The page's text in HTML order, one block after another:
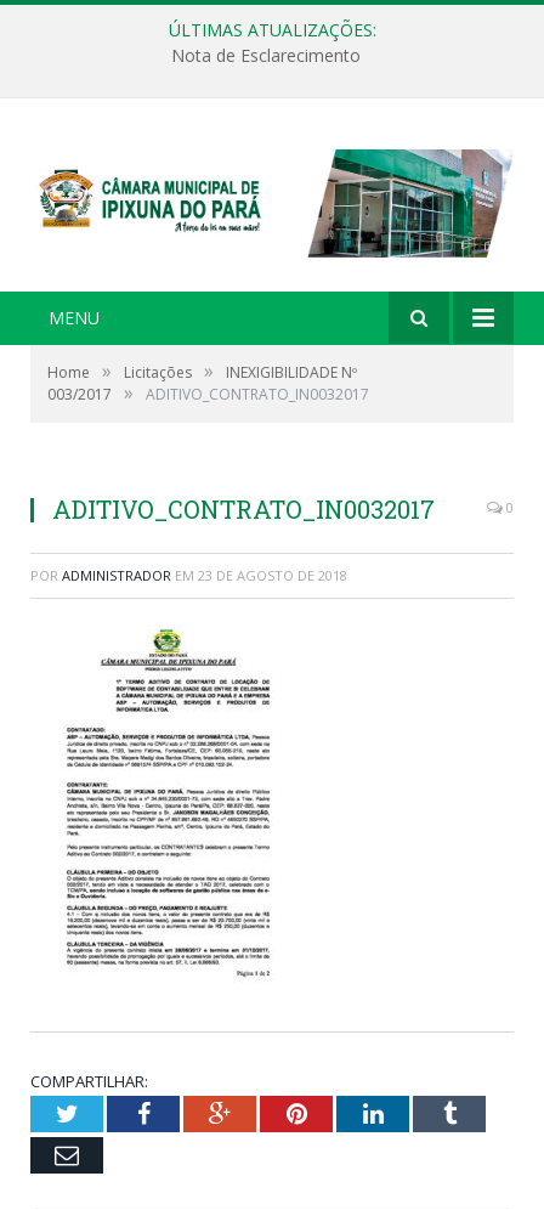
ÚLTIMAS ATUALIZAÇÕES:
Nota de Esclarecimento
MENU
Home » Licitações »
INEXIGIBILIDADE Nº
003/2017
» ADITIVO_CONTRATO_IN0032017
ADITIVO_CONTRATO_IN0032017 0
POR ADMINISTRADOR EM 23 DE AGOSTO DE 2018
COMPARTILHAR:
TwitterFacebookGoogle+PinterestLinkedInTumblr
Email